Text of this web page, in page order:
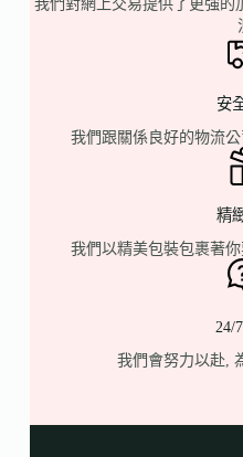
安
我們跟關係良好的物流
精
我們以精美包裝包裹著
24/
我們會努力以赴,